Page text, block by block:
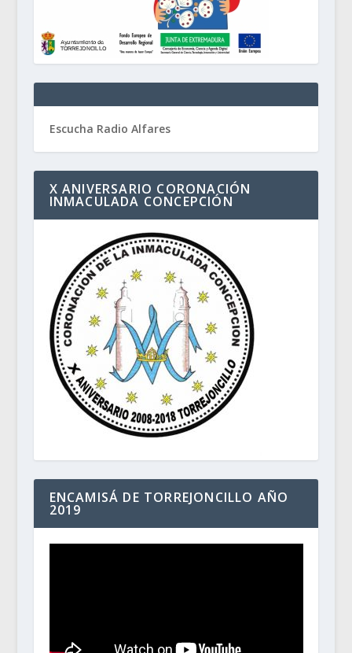
Escucha Radio Alfares
X ANIVERSARIO CORONACIÓN
INMACULADA CONCEPCIÓN
ENCAMISÁ DE TORREJONCILLO AÑO
2019